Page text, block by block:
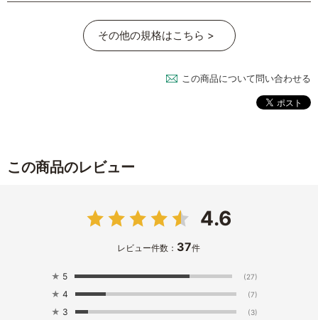
その他の規格はこちら >
この商品について問い合わせる
この商品のレビュー
4.6
レビュー件数： 37件
★ 5 (27)
★ 4 (7)
★ 3 (3)